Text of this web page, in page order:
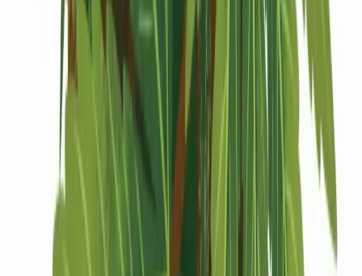
Drinkables